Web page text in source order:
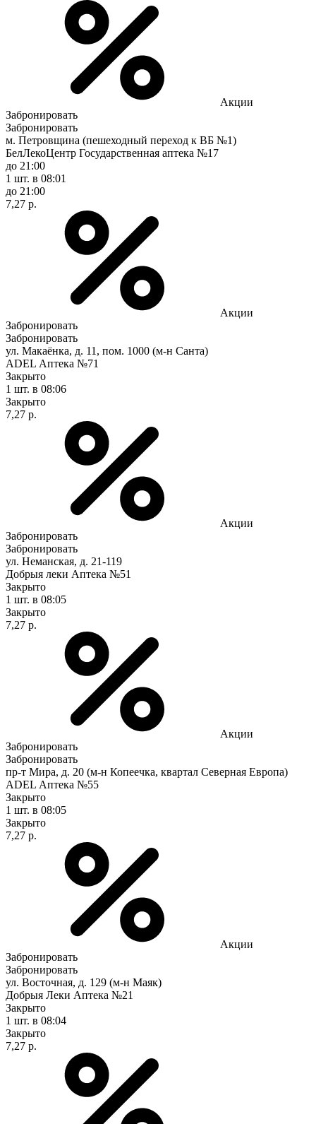
Акции
Забронировать
Забронировать
м. Петровщина (пешеходный переход к ВБ №1)
БелЛекоЦентр Государственная аптека №17
до 21:00
1 шт. в 08:01
до 21:00
7,27 р.
Акции
Забронировать
Забронировать
ул. Макаёнка, д. 11, пом. 1000 (м-н Санта)
ADEL Аптека №71
Закрыто
1 шт. в 08:06
Закрыто
7,27 р.
Акции
Забронировать
Забронировать
ул. Неманская, д. 21-119
Добрыя леки Аптека №51
Закрыто
1 шт. в 08:05
Закрыто
7,27 р.
Акции
Забронировать
Забронировать
пр-т Мира, д. 20 (м-н Копеечка, квартал Северная Европа)
ADEL Аптека №55
Закрыто
1 шт. в 08:05
Закрыто
7,27 р.
Акции
Забронировать
Забронировать
ул. Восточная, д. 129 (м-н Маяк)
Добрыя Леки Аптека №21
Закрыто
1 шт. в 08:04
Закрыто
7,27 р.